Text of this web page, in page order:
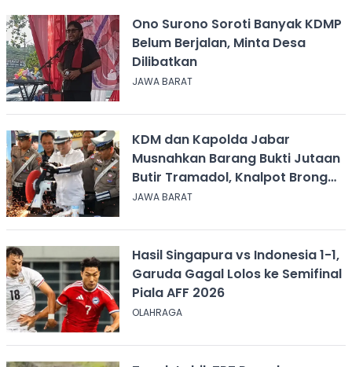
Ono Surono Soroti Banyak KDMP
Belum Berjalan, Minta Desa
Dilibatkan
JAWA BARAT
KDM dan Kapolda Jabar
Musnahkan Barang Bukti Jutaan
Butir Tramadol, Knalpot Brong
hingga Miras
JAWA BARAT
Hasil Singapura vs Indonesia 1-1,
Garuda Gagal Lolos ke Semifinal
Piala AFF 2026
OLAHRAGA